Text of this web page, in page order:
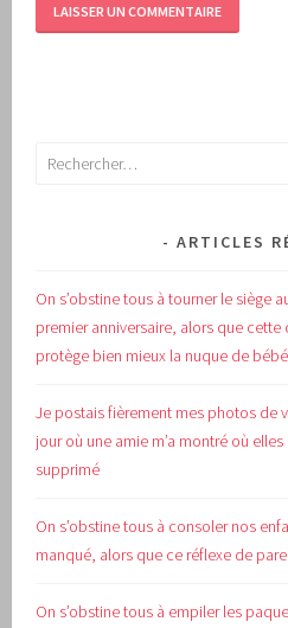
Rechercher :
ARTICLES
On s’obstine tous à tourner le siège
premier anniversaire, alors que
protège bien mieux la nuque de bébé
Je postais fièrement mes photos de
jour où une amie m’a montré où
supprimé
On s’obstine tous à consoler nos
manqué, alors que ce réflexe de
On s’obstine tous à empiler les